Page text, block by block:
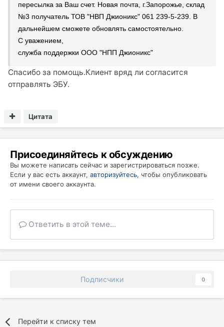
пересылка за Ваш счет. Новая почта, г.Запорожье, склад
№3 получатель ТОВ "НВП Джионикс" 061 239-5-239. В
дальнейшем сможете обновлять самостоятельно.
С уважением,
служба поддержки ООО "НПП Джионикс"
Спасибо за помощь.Клиент вряд ли согласится
отправлять ЭБУ.
Цитата
Присоединяйтесь к обсуждению
Вы можете написать сейчас и зарегистрироваться позже.
Если у вас есть аккаунт, авторизуйтесь, чтобы опубликовать
от имени своего аккаунта.
Ответить в этой теме...
Подписчики 0
Перейти к списку тем